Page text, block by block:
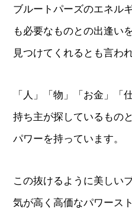
ブルートパーズのエネル
も必要なものとの出逢い
見つけてくれるとも言わ
「人」「物」「お金」「
持ち主が探しているもの
パワーを持っています。
この抜けるように美しい
気が高く高価なパワース